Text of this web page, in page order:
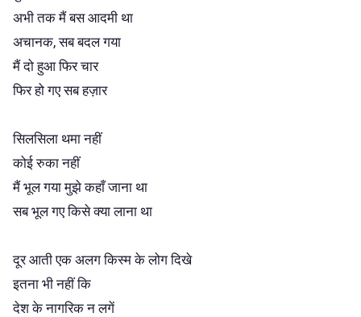
अभी तक मैं बस आदमी था
अचानक, सब बदल गया
मैं दो हुआ फिर चार
फिर हो गए सब हज़ार
सिलसिला थमा नहीं
कोई रुका नहीं
मैं भूल गया मुझे कहाँ जाना था
सब भूल गए किसे क्या लाना था
दूर आती एक अलग किस्म के लोग दिखे
इतना भी नहीं कि
देश के नागरिक न लगें